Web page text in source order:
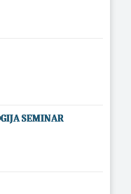
SEMINAR